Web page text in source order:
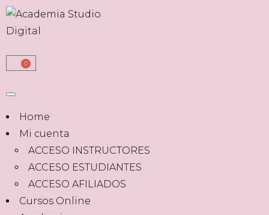
0
Home
Mi cuenta
ACCESO INSTRUCTORES
ACCESO ESTUDIANTES
ACCESO AFILIADOS
Cursos Online